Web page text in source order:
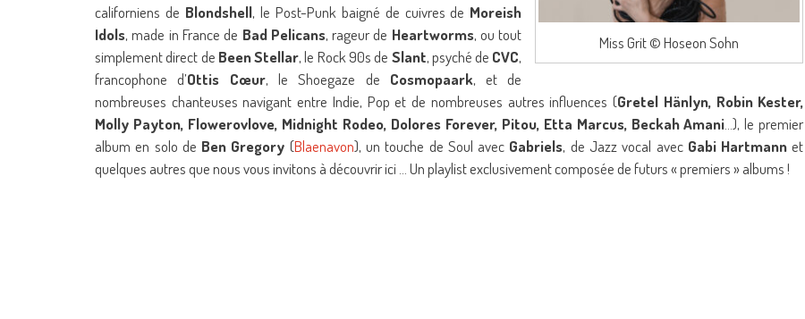
Miss Grit © Hoseon Sohn
californiens de Blondshell, le Post-Punk baigné de cuivres de Moreish
Idols, made in France de Bad Pelicans, rageur de Heartworms, ou tout
simplement direct de Been Stellar, le Rock 90s de Slant, psyché de CVC,
francophone d’Ottis Cœur, le Shoegaze de Cosmopaark, et de
nombreuses chanteuses navigant entre Indie, Pop et de nombreuses autres influences (Gretel Hänlyn, Robin Kester,
Molly Payton, Flowerovlove, Midnight Rodeo, Dolores Forever, Pitou, Etta Marcus, Beckah Amani …), le premier
album en solo de Ben Gregory (Blaenavon), un touche de Soul avec Gabriels, de Jazz vocal avec Gabi Hartmann et
quelques autres que nous vous invitons à découvrir ici … Un playlist exclusivement composée de futurs « premiers » albums !